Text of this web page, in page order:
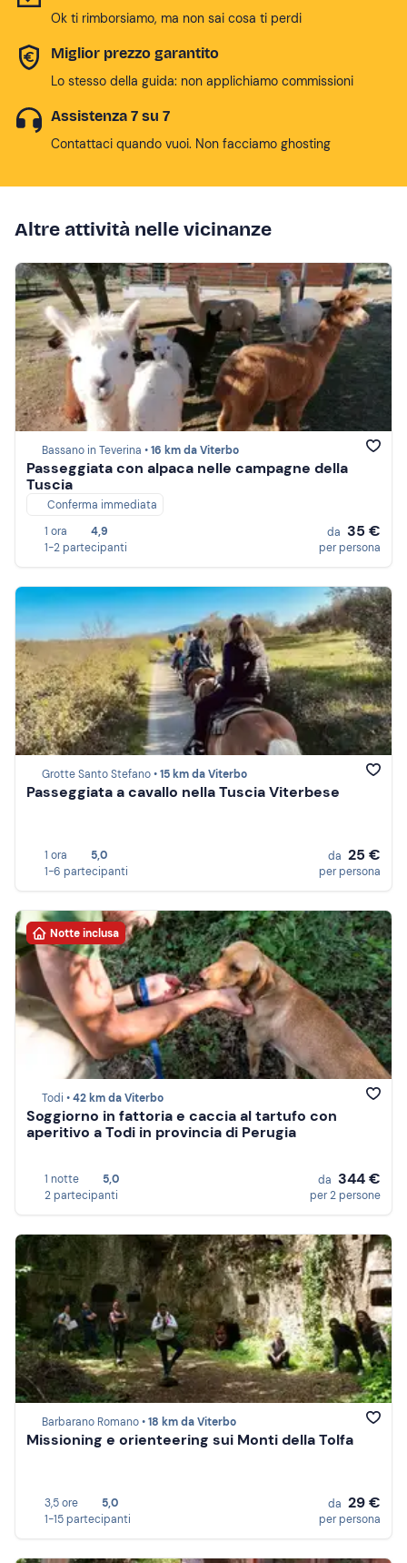
Ok ti rimborsiamo, ma non sai cosa ti perdi
Miglior prezzo garantito
Lo stesso della guida: non applichiamo commissioni
Assistenza 7 su 7
Contattaci quando vuoi. Non facciamo ghosting
Altre attività nelle vicinanze
Bassano in Teverina •16 km da Viterbo
Passeggiata con alpaca nelle campagne della
Tuscia
Conferma immediata
1 ora
4,9
1-2 partecipanti
da 35 €
per persona
Grotte Santo Stefano •15 km da Viterbo
Passeggiata a cavallo nella Tuscia Viterbese
1 ora
5,0
1-6 partecipanti
da 25 €
per persona
Notte inclusa
Todi •42 km da Viterbo
Soggiorno in fattoria e caccia al tartufo con
aperitivo a Todi in provincia di Perugia
1 notte
5,0
2 partecipanti
da 344 €
per 2 persone
Barbarano Romano •18 km da Viterbo
Missioning e orienteering sui Monti della Tolfa
3,5 ore
5,0
1-15 partecipanti
da 29 €
per persona